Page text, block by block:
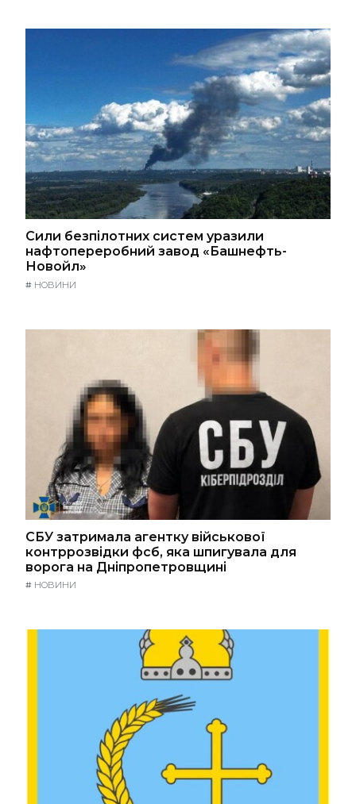
Сили безпілотних систем уразили
нафтопереробний завод «Башнефть-
Новойл»
# НОВИНИ
СБУ затримала агентку військової
контррозвідки фсб, яка шпигувала для
ворога на Дніпропетровщині
# НОВИНИ